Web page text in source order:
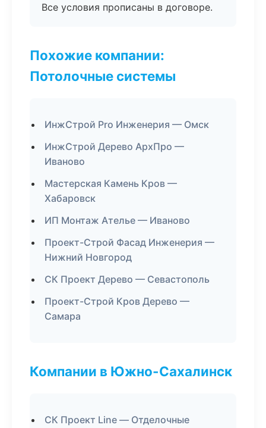
Все условия прописаны в договоре.
Похожие компании:
Потолочные системы
ИнжСтрой Pro Инженерия — Омск
ИнжСтрой Дерево АрхПро —
Иваново
Мастерская Камень Кров —
Хабаровск
ИП Монтаж Ателье — Иваново
Проект-Строй Фасад Инженерия —
Нижний Новгород
СК Проект Дерево — Севастополь
Проект-Строй Кров Дерево —
Самара
Компании в Южно-Сахалинск
СК Проект Line — Отделочные